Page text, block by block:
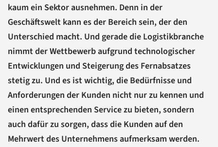
kaum ein Sektor ausnehmen. Denn in der
Geschäftswelt kann es der Bereich sein, der den
Unterschied macht. Und gerade die Logistikbranche
nimmt der Wettbewerb aufgrund technologischer
Entwicklungen und Steigerung des Fernabsatzes
stetig zu. Und es ist wichtig, die Bedürfnisse und
Anforderungen der Kunden nicht nur zu kennen und
einen entsprechenden Service zu bieten, sondern
auch dafür zu sorgen, dass die Kunden auf den
Mehrwert des Unternehmens aufmerksam werden.